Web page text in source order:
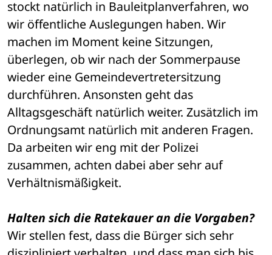
stockt natürlich in Bauleitplanverfahren, wo
wir öffentliche Auslegungen haben. Wir
machen im Moment keine Sitzungen,
überlegen, ob wir nach der Sommerpause
wieder eine Gemeindevertretersitzung
durchführen. Ansonsten geht das
Alltagsgeschäft natürlich weiter. Zusätzlich im
Ordnungsamt natürlich mit anderen Fragen.
Da arbeiten wir eng mit der Polizei
zusammen, achten dabei aber sehr auf
Verhältnismäßigkeit.
Halten sich die Ratekauer an die Vorgaben?
Wir stellen fest, dass die Bürger sich sehr